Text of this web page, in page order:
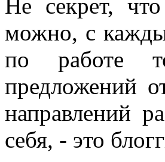
Не секрет,
можно, с
по работе
предложений
направлений
себя, - это